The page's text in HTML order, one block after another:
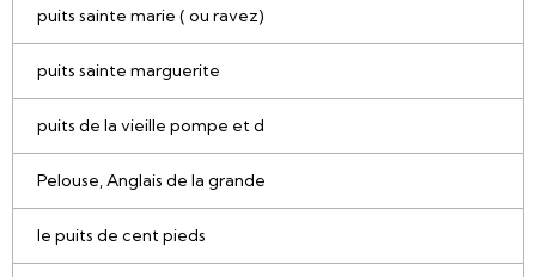
puits sainte marie ( ou ravez)
puits sainte marguerite
puits de la vieille pompe et d
Pelouse, Anglais de la grande
le puits de cent pieds